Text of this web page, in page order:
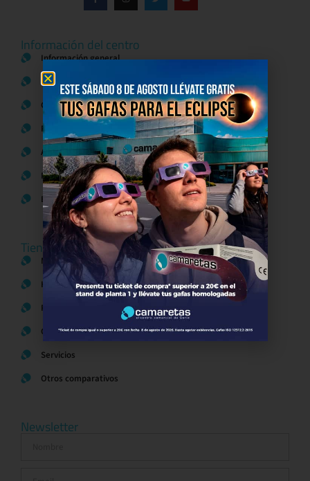
Información del centro
Información general
Directorio de tiendas y Planos
Contacto
Política de Privacidad
Aviso Legal
Política de Cookies
Bases legales Concursos y Promociones
Tiendas
Moda
Hogar y Alimentación
Regalos y Complementos
Ocio y Restauración
Servicios
Otros comparativos
Newsletter